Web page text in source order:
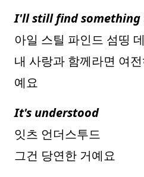
I'll still find something
아일 스틸 파인드 섬띵
내 사랑과 함께라면 여
예요
It's understood
잇츠 언더스투드
그건 당연한 거예요